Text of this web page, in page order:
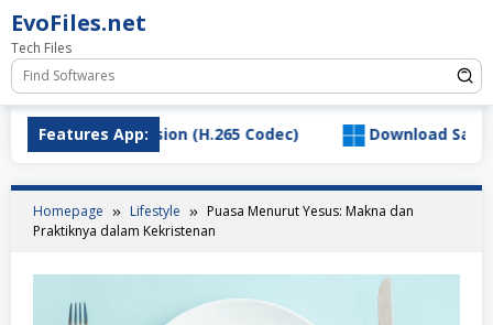
Skip
to
content
EvoFiles.net
Tech Files
Features App:
Video Extension (H.265 Codec) Download
Homepage Lifestyle
Puasa Menurut Yesus: Makna dan
Praktiknya dalam Kekristenan